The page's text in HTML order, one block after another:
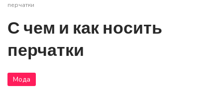
перчатки
С чем и как носить
перчатки
Мода